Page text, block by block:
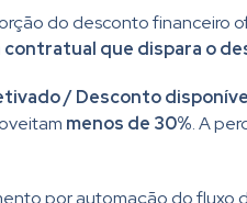
do desconto financeiro
contratual que dispara o
/ Desconto
menos de 30%. A
por automação do fluxo